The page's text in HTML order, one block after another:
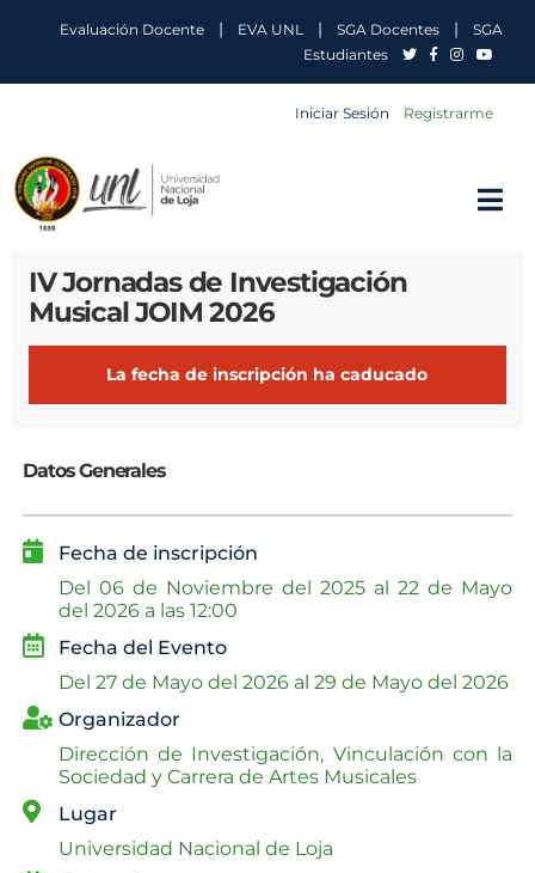
Evaluación Docente | EVA UNL | SGA Docentes |
SGA
Estudiantes
Iniciar Sesión Registrarme
IV Jornadas de Investigación
Musical JOIM 2026
La fecha de inscripción ha caducado
Datos Generales
Fecha de inscripción
Del06 de Noviembre del 2025 al 22 de Mayo
del 2026 a las 12:00
Fecha del Evento
Del27 de Mayo del 2026 al29 de Mayo del 2026
Organizador
Dirección de Investigación, Vinculación con la
Sociedad y Carrera de Artes Musicales
Lugar
Universidad Nacional de Loja